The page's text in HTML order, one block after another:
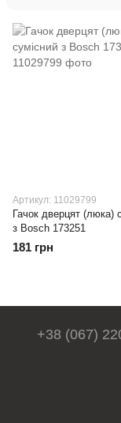
Артикул: 11029799
Гачок дверцят (люка)
з Bosch 173251
181 грн
+38 (067)